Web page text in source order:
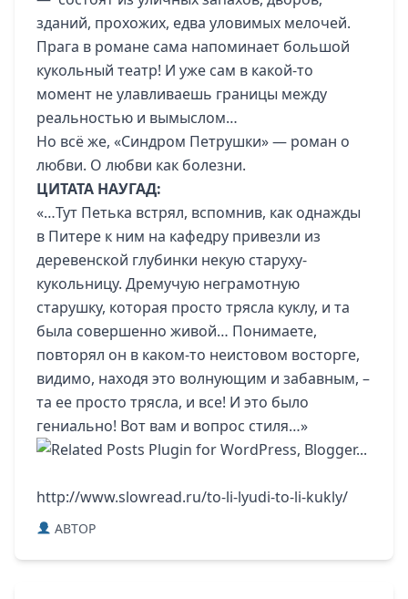
зданий, прохожих, едва уловимых мелочей.
Прага в романе сама напоминает большой
кукольный театр! И уже сам в какой-то
момент не улавливаешь границы между
реальностью и вымыслом…
Но всё же, «Синдром Петрушки» — роман о
любви. О любви как болезни.
ЦИТАТА НАУГАД:
«…Тут Петька встрял, вспомнив, как однажды
в Питере к ним на кафедру привезли из
деревенской глубинки некую старуху-
кукольницу. Дремучую неграмотную
старушку, которая просто трясла куклу, и та
была совершенно живой… Понимаете,
повторял он в каком-то неистовом восторге,
видимо, находя это волнующим и забавным, –
та ее просто трясла, и все! И это было
гениально! Вот вам и вопрос стиля…»
http://www.slowread.ru/to-li-lyudi-to-li-kukly/
ABTOP